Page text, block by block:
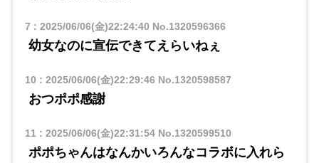
7 : 2025/06/06(金)22:24:40 No.1320596366
幼女なのに宣伝できてえらいねぇ
10 : 2025/06/06(金)22:29:46 No.1320598587
おつポポ感謝
11 : 2025/06/06(金)22:31:54No.1320599510
ポポちゃんはなんかいろんなコラボに入れら